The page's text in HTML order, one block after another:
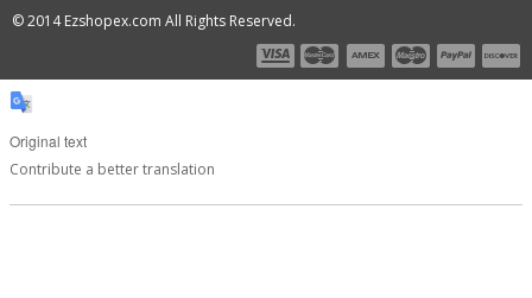
© 2014 Ezshopex.com All Rights Reserved.
Original text
Contribute a better translation